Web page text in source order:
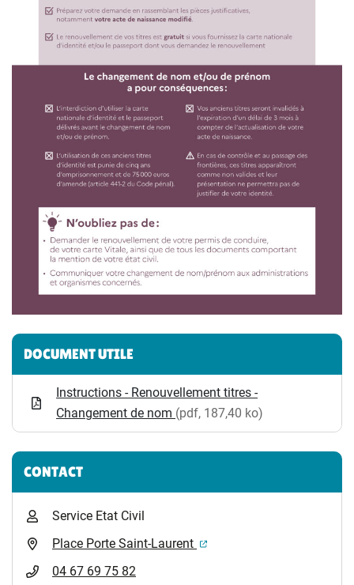
Informations complémentaires
DOCUMENT UTILE
Instructions - Renouvellement titres -
Changement de nom (pdf, 187,40 ko)
CONTACT
Service Etat Civil
Place Porte Saint-Laurent
(ouverture dans un
04 67 69 75 82